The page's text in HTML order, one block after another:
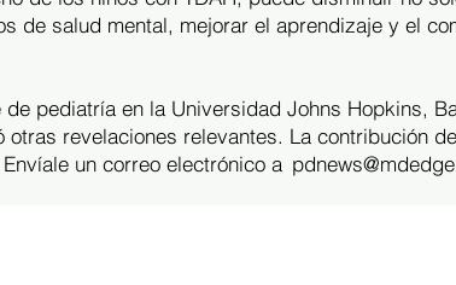
de salud mental, mejorar el aprendizaje y el
pediatría en la Universidad Johns Hopkins,
revelaciones relevantes. La contribución
un correo electrónico a